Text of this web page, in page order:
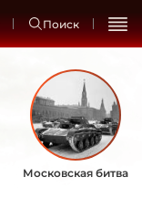
Поиск
Московская битва